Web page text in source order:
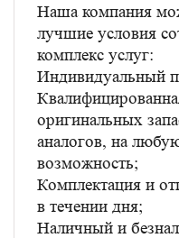
Наша компания
лучшие условия
комплекс услуг:
Индивидуальный
оригинальных
аналогов, на
возможность;
Комплектация и
в течении дня;
Наличный и